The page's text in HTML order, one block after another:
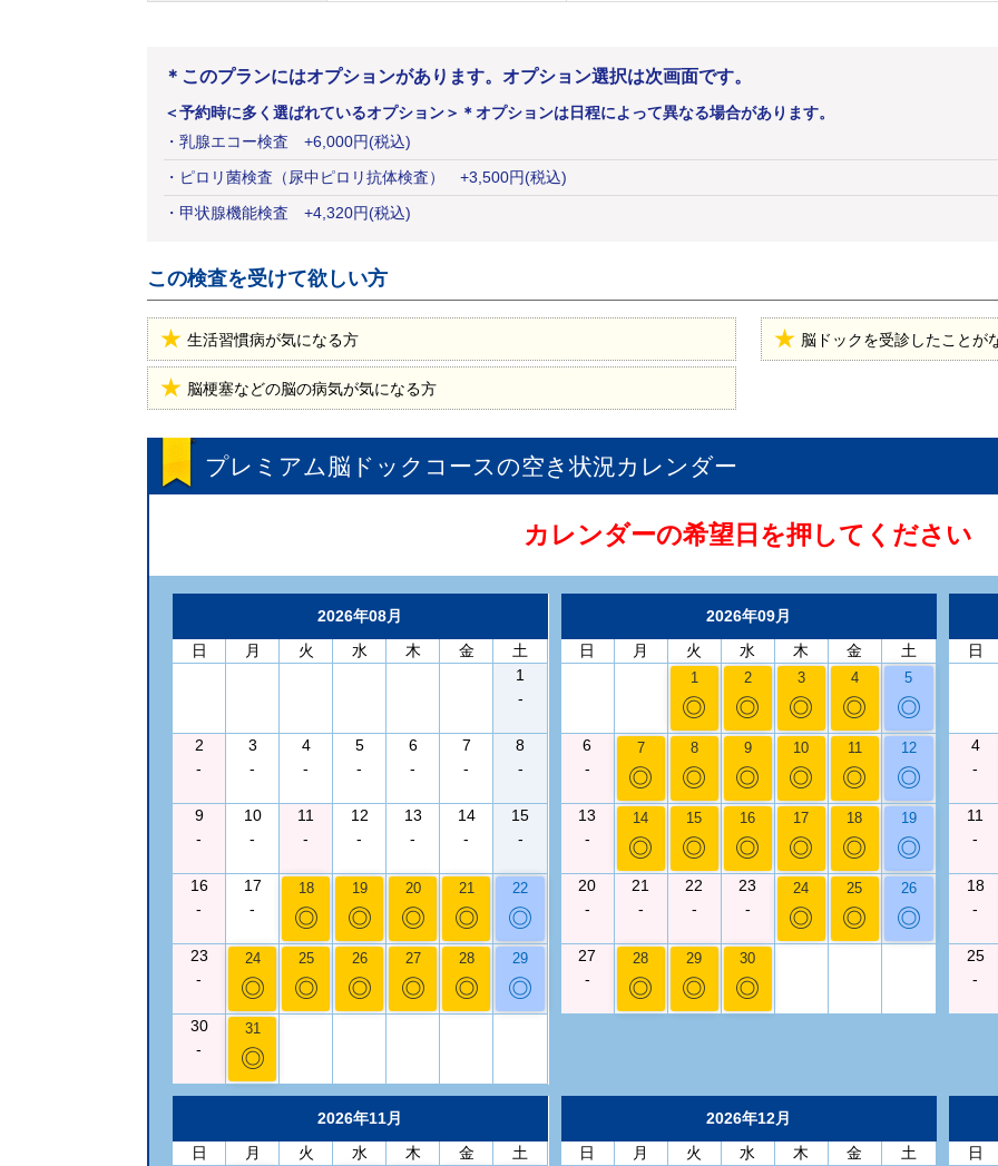
＊このプランにはオプションがあります。オプション選択は次画面です。
＜予約時に多く選ばれているオプション＞ ＊オプションは日程によって異なる場合があります。
・ 乳腺エコー検査 +6,000円(税込)
・ ピロリ菌検査（尿中ピロリ抗体検査） +3,500円(税込)
・ 甲状腺機能検査 +4,320円(税込)
この検査を受けて欲しい方
生活習慣病が気になる方 脳ドックを受診したことが
脳梗塞などの脳の病気が気になる方
プレミアム脳ドックコースの空き状況カレンダー
カレンダーの希望日を押してください
2026年08月
日
月 火 水 木 金
土
1
-
2
-
3
-
4
-
5
-
6
-
7
-
8
-
9
-
10
-
11
-
12
-
13
-
14
-
15
-
16
-
17
-
18
◎
19
◎
20
◎
21
◎
22
◎
23
-
24
◎
25
◎
26
◎
27
◎
28
◎
29
◎
30
-
31
◎
2026年09月
日
月 火 水 木 金 土
1
◎
2
◎
3
◎
4
◎
5
◎
6
-
7
◎
8
◎
9
◎
10
◎
11
◎
12
◎
13
-
14
◎
15
◎
16
◎
17
◎
18
◎
19
◎
20
-
21
-
22
-
23
-
24
◎
25
◎
26
◎
27
-
28
◎
29
◎
30
◎
日
4
-
11
-
18
-
25
-
2026年11月
日
月 火 水 木 金
土
2026年12月
日
月 火 水 木 金
土
日